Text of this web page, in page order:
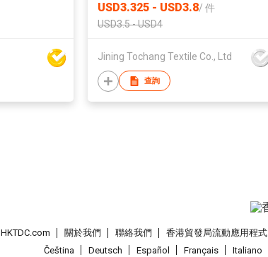
USD3.325 - USD3.8/ 件
USD3.5 - USD4
Jining Tochang Textile Co., Ltd
查詢
HKTDC.com 關於我們 聯絡我們 香港貿發局流動應用程式
Čeština
Deutsch Español Français Italiano